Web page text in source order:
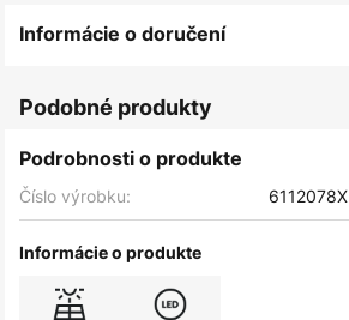
Informácie o doručení
Podobné produkty
Podrobnosti o produkte
Číslo výrobku: 6112078X
Informácie o produkte